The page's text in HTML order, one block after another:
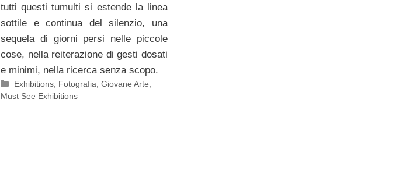
tutti questi tumulti si estende la linea
sottile e continua del silenzio, una
sequela di giorni persi nelle piccole
cose, nella reiterazione di gesti dosati
e minimi, nella ricerca senza scopo.
Categorie
Exhibitions Fotografia ,Giovane Arte
Must See Exhibitions